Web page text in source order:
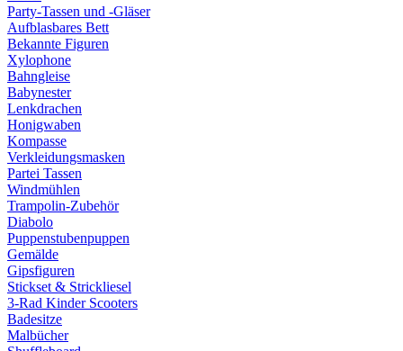
Party-Tassen und -Gläser
Aufblasbares Bett
Bekannte Figuren
Xylophone
Bahngleise
Babynester
Lenkdrachen
Honigwaben
Kompasse
Verkleidungsmasken
Partei Tassen
Windmühlen
Trampolin-Zubehör
Diabolo
Puppenstubenpuppen
Gemälde
Gipsfiguren
Stickset & Strickliesel
3-Rad Kinder Scooters
Badesitze
Malbücher